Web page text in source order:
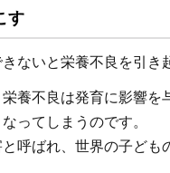
す
ないと栄養不良を引き
養不良は発育に影響
ってしまうのです。
呼ばれ、世界の子ども